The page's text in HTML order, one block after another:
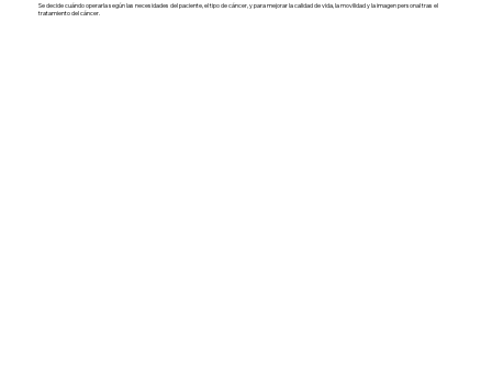
Se decide cuándo operarla según las necesidades del paciente, el tipo de cáncer, y para mejorar la calidad de vida, la movilidad y la imagen personal tras el
tratamiento del cáncer.